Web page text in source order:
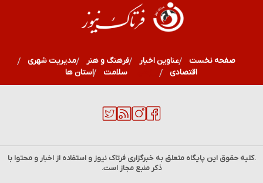
صفحه نخست عناوین اخبار فرهنگ و هنر
مدیریت شهری
اقتصادی
ورزشی سلامت استان ها
.کلیه حقوق این پایگاه متعلق به خبرگزاریفرتاک نیوز و استفاده از اخبار و محتوا با
ذکر منبع مجاز است.